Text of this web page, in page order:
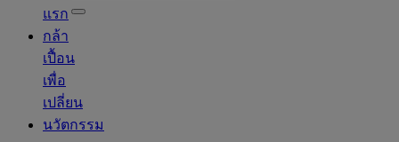
แรก
กล้า
เปื้อน
เพื่อ
เปลี่ยน
นวัตกรรม